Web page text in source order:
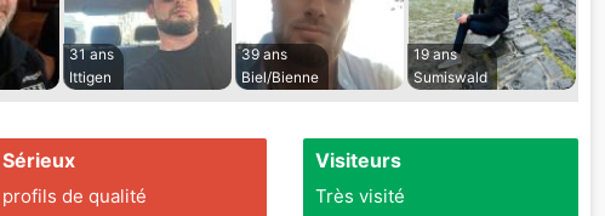
31 ans
Ittigen
39 ans
Biel/Bienne
19 ans
Sumiswald
Sérieux
profils de qualité
Visiteurs
Très visité